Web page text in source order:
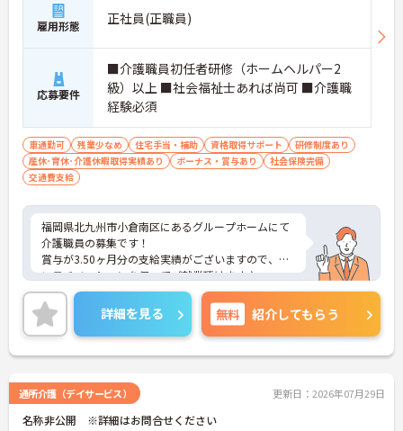
雇用形態 正社員(正職員)
応募要件
■介護職員初任者研修（ホームヘルパー2
級）以上 ■社会福祉士あれば尚可 ■介護職
経験必須
車通勤可 残業少なめ 住宅手当・補助 資格取得サポート
研修制度あり
産休･育休･介護休暇取得実績あり
ボーナス・賞与あり
社会保険完備
交通費支給
福岡県北九州市小倉南区にあるグループホームにて
介護職員の募集です！
賞与が3.50ヶ月分の支給実績がございますので、高
いモチベーションを保ってご就業頂けます♪
無料駐車場があり、マイカー通勤も可能◎離れた地
域にお住まいの方もストレス無く通勤していただけ
ます！
ご興味のある方には、面接対策ポイントなど、さら
に詳細をお話しいたしますのでお気軽にご相談くだ
詳細を見る 無料 紹介してもらう
通所介護（デイサービス） 更新日：2026年07月29日
名称非公開 ※詳細はお問合せください